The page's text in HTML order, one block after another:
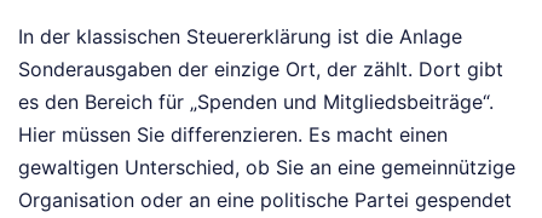
In der klassischen Steuererklärung ist die Anlage
Sonderausgaben der einzige Ort, der zählt. Dort gibt
es den Bereich für „Spenden und Mitgliedsbeiträge“.
Hier müssen Sie differenzieren. Es macht einen
gewaltigen Unterschied, ob Sie an eine gemeinnützige
Organisation oder an eine politische Partei gespendet